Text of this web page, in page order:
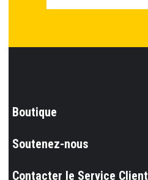
Boutique
Soutenez-nous
Contacter le Service Client